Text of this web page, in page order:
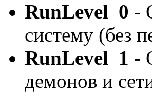
RunLevel 0 -
систему (без
RunLevel 1 -
демонов и